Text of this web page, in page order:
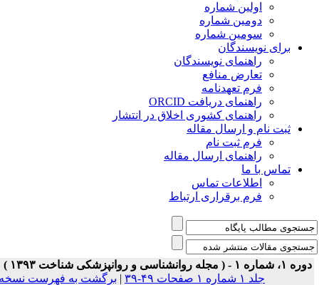
اولین شماره
دومین شماره
سومین شماره
برای نویسندگان
راهنمای نویسندگان
تعارض منافع
فرم تعهدنامه
راهنمای دریافت ORCID
راهنمای کشوری اخلاق در انتشار
ثبت نام و ارسال مقاله
فرم ثبت نام
راهنمای ارسال مقاله
تماس با ما
اطلاعات تماس
فرم برقراری ارتباط
شماره ۱ - ( مجله روانشناسی و روانپزشکی شناخت ۱۳۹۳ )
جلد ۱ شماره ۱ صفحات ۴۹-۳۹
|برگشت به فهرست نسخه